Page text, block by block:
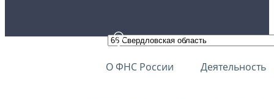
О ФНС России Деятельность